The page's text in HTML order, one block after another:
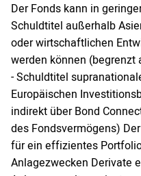
Der Fonds kann in
Schuldtitel außerhalb
oder wirtschaftlichen
werden können (begrenzt
- Schuldtitel
Europäischen
indirekt über Bond
des Fondsvermögens)
für ein effizientes
Anlagezwecken Derivate